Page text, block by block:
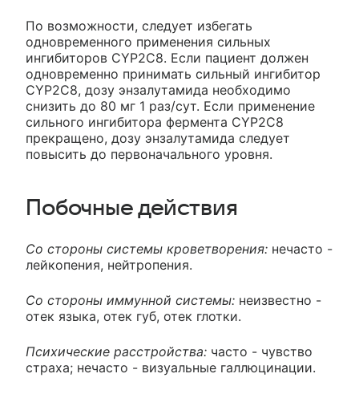
По возможности, следует избегать
одновременного применения сильных
ингибиторов CYP2C8. Если пациент должен
одновременно принимать сильный ингибитор
CYP2C8, дозу энзалутамида необходимо
снизить до 80 мг 1 раз/сут. Если применение
сильного ингибитора фермента CYP2C8
прекращено, дозу энзалутамида следует
повысить до первоначального уровня.
Побочные действия
Со стороны системы кроветворения: нечасто -
лейкопения, нейтропения.
Со стороны иммунной системы: неизвестно -
отек языка, отек губ, отек глотки.
Психические расстройства: часто - чувство
страха; нечасто - визуальные галлюцинации.